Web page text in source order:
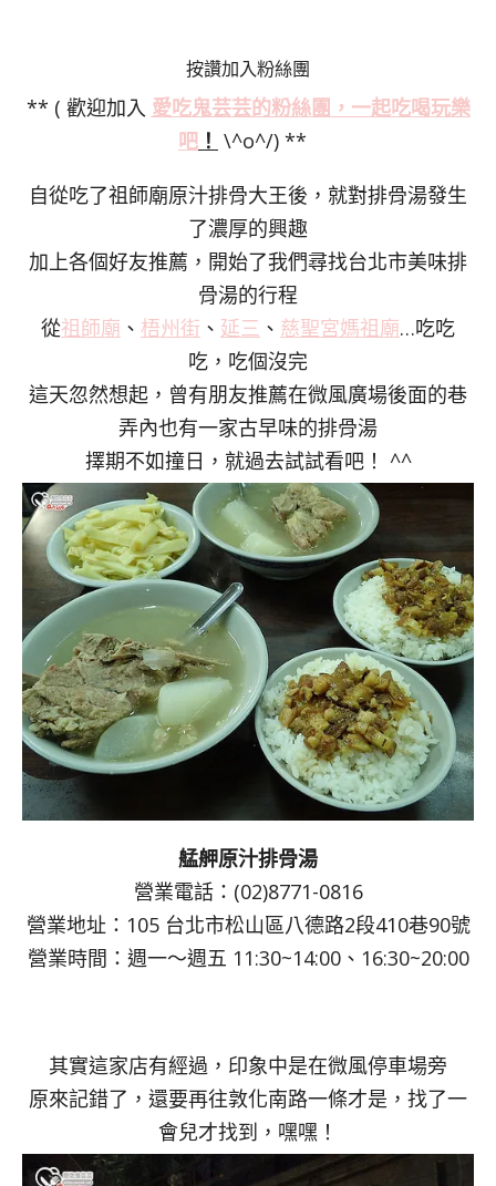
按讚加入粉絲團
** ( 歡迎加入 愛吃鬼芸芸的粉絲團，一起吃喝玩樂
吧 ！ \^o^/) **
自從吃了祖師廟原汁排骨大王後，就對排骨湯發生
了濃厚的興趣
加上各個好友推薦，開始了我們尋找台北市美味排
骨湯的行程
從祖師廟 、 梧州街 、 延三 、 慈聖宮媽祖廟…吃吃
吃，吃個沒完
這天忽然想起，曾有朋友推薦在微風廣場後面的巷
弄內也有一家古早味的排骨湯
擇期不如撞日，就過去試試看吧！ ^^
艋舺原汁排骨湯
營業電話：(02)8771-0816
營業地址：105 台北市松山區八德路2段410巷90號
營業時間：週一～週五 11:30~14:00、16:30~20:00
其實這家店有經過，印象中是在微風停車場旁
原來記錯了，還要再往敦化南路一條才是，找了一
會兒才找到，嘿嘿！